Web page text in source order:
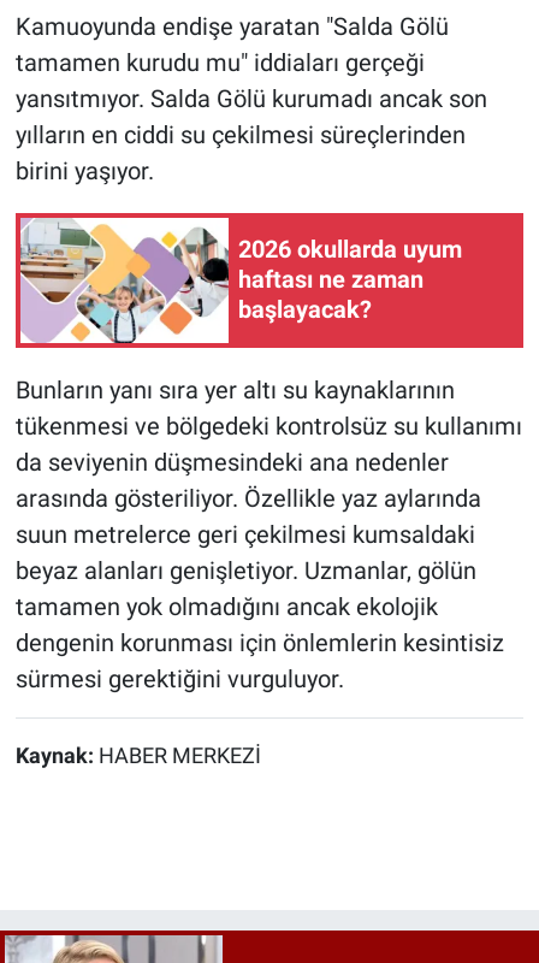
Kamuoyunda endişe yaratan "Salda Gölü
tamamen kurudu mu" iddiaları gerçeği
yansıtmıyor. Salda Gölü kurumadı ancak son
yılların en ciddi su çekilmesi süreçlerinden
birini yaşıyor.
2026 okullarda uyum
haftası ne zaman
başlayacak?
Bunların yanı sıra yer altı su kaynaklarının
tükenmesi ve bölgedeki kontrolsüz su kullanımı
da seviyenin düşmesindeki ana nedenler
arasında gösteriliyor. Özellikle yaz aylarında
suun metrelerce geri çekilmesi kumsaldaki
beyaz alanları genişletiyor. Uzmanlar, gölün
tamamen yok olmadığını ancak ekolojik
dengenin korunması için önlemlerin kesintisiz
sürmesi gerektiğini vurguluyor.
Kaynak: HABER MERKEZİ